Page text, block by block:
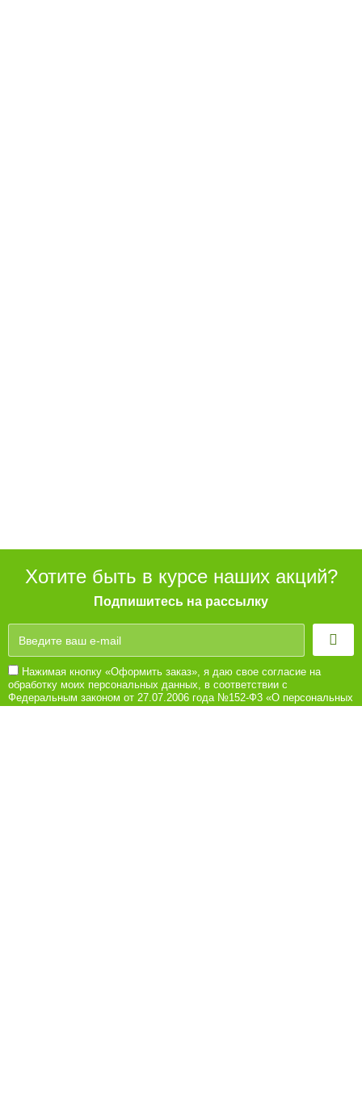
Хотите быть в курсе наших акций?
Подпишитесь на рассылку
Нажимая кнопку «Оформить заказ», я даю свое согласие на
обработку моих персональных данных, в соответствии с
Федеральным законом от 27.07.2006 года №152-Ф3 «О персональных